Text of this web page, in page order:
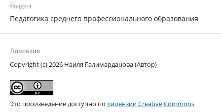
Раздел
Педагогика среднего профессионального образования
Лицензия
Copyright (c) 2026 Наиля Галимарданова (Автор)
Это произведение доступно по лицензии Creative Commons